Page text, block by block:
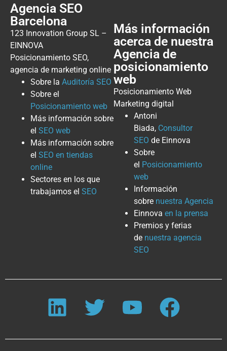
Agencia SEO
Barcelona
123 Innovation Group SL –
EINNOVA
Posicionamiento SEO,
agencia de marketing online
Sobre la Auditoría SEO
Sobre el
Posicionamiento web
Más información sobre
el SEO web
Más información sobre
el SEO en tiendas
online
Sectores en los que
trabajamos el SEO
Más información
acerca de nuestra
Agencia de
posicionamiento
web
Posicionamiento Web
Marketing digital
Antoni
Biada, Consultor
SEO de Einnova
Sobre
el Posicionamiento
web
Información
sobre nuestra Agencia
Einnova en la prensa
Premios y ferias
de nuestra agencia
SEO